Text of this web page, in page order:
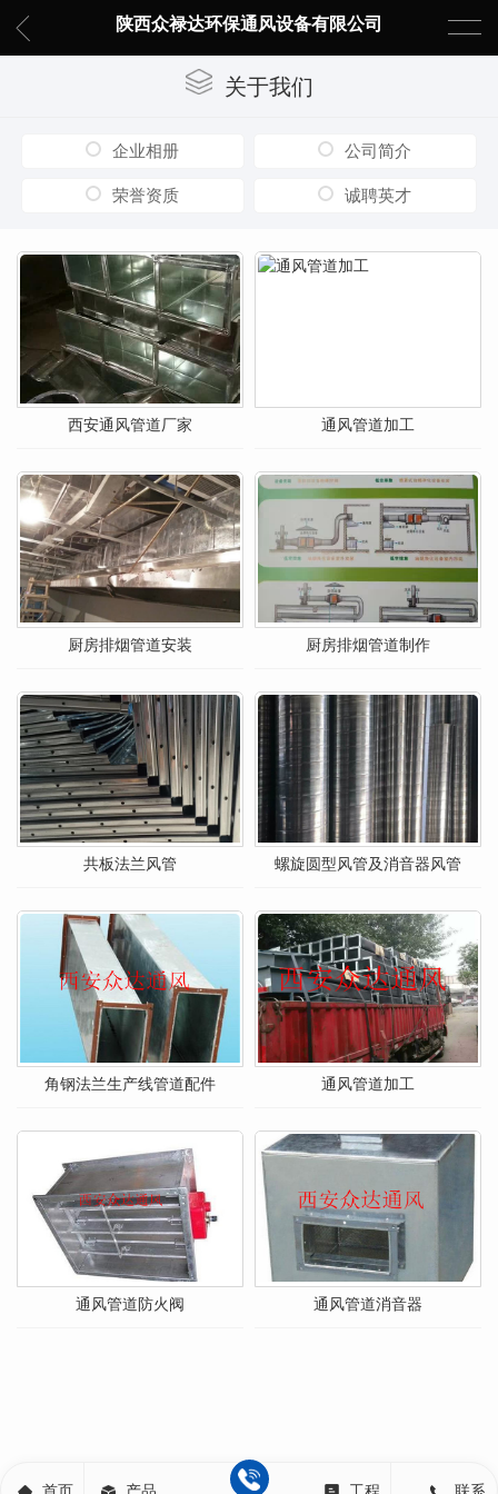
陕西众禄达环保通风设备有限公司
关于我们
企业相册 公司简介
荣誉资质 诚聘英才
西安通风管道厂家 通风管道加工
厨房排烟管道安装 厨房排烟管道制作
共板法兰风管 螺旋圆型风管及消音器风管
角钢法兰生产线管道配件 通风管道加工
通风管道防火阀 通风管道消音器